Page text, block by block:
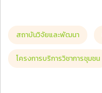
สถาบันวิจัยและพัฒนา
โครงการบริการวิชาการชุมชน